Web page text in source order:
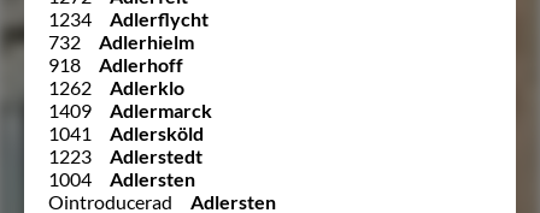
1234
Adlerflycht
732
Adlerhielm
918
Adlerhoff
1262
Adlerklo
1409
Adlermarck
1041
Adlersköld
1223
Adlerstedt
1004
Adlersten
Ointroducerad
Adlersten